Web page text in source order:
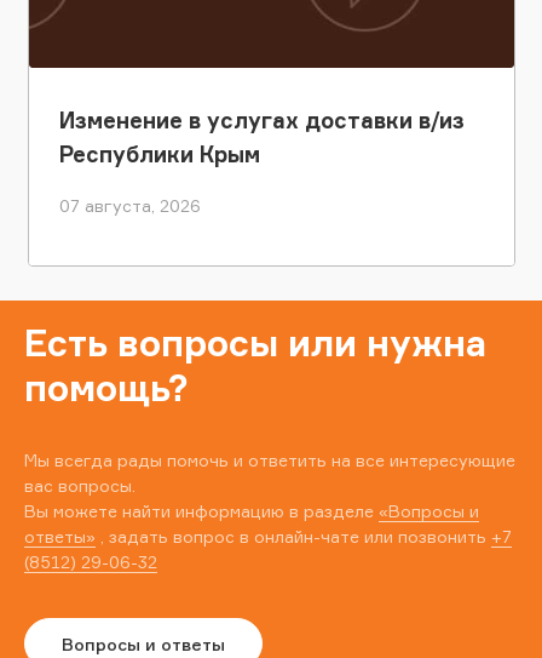
Изменение в услугах доставки в/из
Республики Крым
07 августа, 2026
Есть вопросы или нужна
помощь?
Мы всегда рады помочь и ответить на все интересующие
вас вопросы.
Вы можете найти информацию в разделе «Вопросы и
ответы» , задать вопрос в онлайн-чате или позвонить +7
(8512) 29-06-32
Вопросы и ответы